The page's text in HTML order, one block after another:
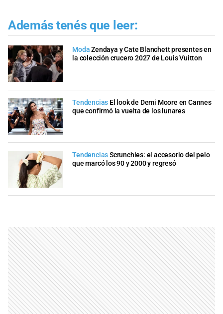
Además tenés que leer:
ModaZendaya y Cate Blanchett presentes en
la colección crucero 2027 de Louis Vuitton
Tendencias El look de Demi Moore en Cannes
que confirmó la vuelta de los lunares
TendenciasScrunchies: el accesorio del pelo
que marcó los 90 y 2000 y regresó